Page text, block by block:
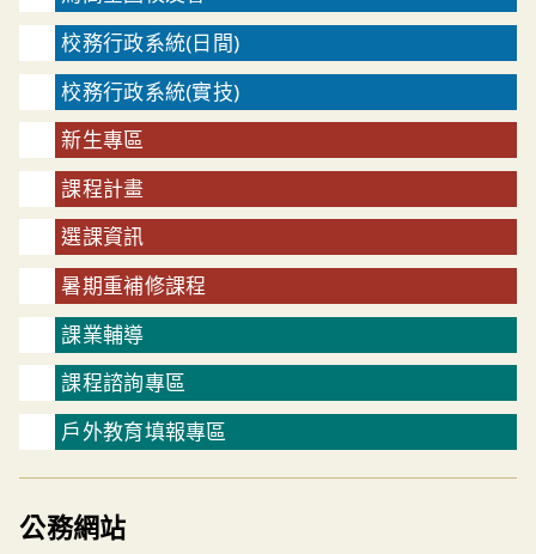
校務行政系統(日間)
校務行政系統(實技)
新生專區
課程計畫
選課資訊
暑期重補修課程
課業輔導
課程諮詢專區
戶外教育填報專區
公務網站